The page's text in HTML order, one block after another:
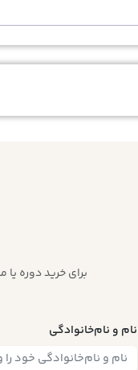
برای خرید دوره
نام و نام‌خانوادگی